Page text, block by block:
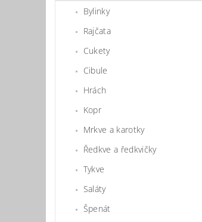
Bylinky
Rajčata
Cukety
Cibule
Hrách
Kopr
Mrkve a karotky
Ředkve a ředkvičky
Tykve
Saláty
Špenát